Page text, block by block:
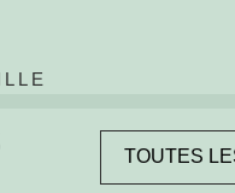
TOUTES